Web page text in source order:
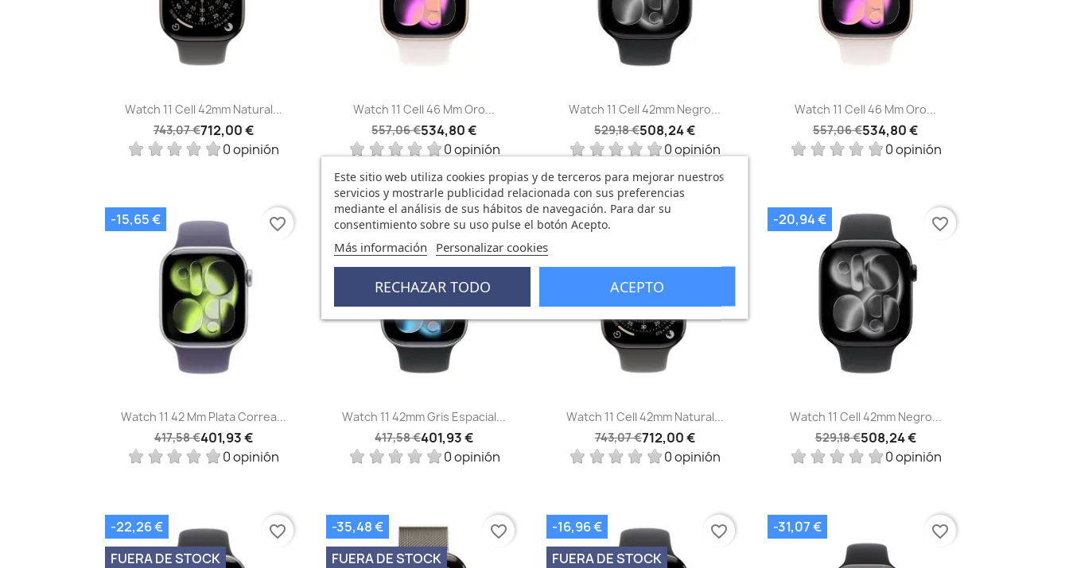
Vista rápida
Watch 11 Cell 42mm Natural...
743,07 €712,00 €
0 opinión
Vista rápida
Watch 11 Cell 46 Mm Oro...
557,06 €534,80 €
0 opinión
 Vista rápida
Watch 11 Cell 42mm Negro...
529,18 €508,24 €
0 opinión
Vista rápida
Watch 11 Cell 46 Mm Oro...
557,06 €534,80 €
0 opinión
Vista rápida
Watch 11 42 Mm Plata Correa...
417,58 €401,93 €
0 opinión
-15,65 € favorite_border
Vista rápida
Watch 11 42mm Gris Espacial...
417,58 €401,93 €
0 opinión
-15,65 € favorite_border
Vista rápida
Watch 11 Cell 42mm Natural...
743,07 €712,00 €
0 opinión
-31,07 €
 Vista rápida
Watch 11 Cell 42mm Negro...
529,18 €508,24 €
0 opinión
-20,94 € favorite_border
-22,26 €
FUERA DE STOCK
favorite_border
-35,48 €
FUERA DE STOCK
favorite_border
-16,96 €
FUERA DE STOCK
favorite_border -31,07 € favorite_border
Este sitio web utiliza cookies propias y de terceros para mejorar nuestros
servicios y mostrarle publicidad relacionada con sus preferencias
mediante el análisis de sus hábitos de navegación. Para dar su
consentimiento sobre su uso pulse el botón Acepto.
Más información Personalizar cookies
RECHAZAR TODO ACEPTO